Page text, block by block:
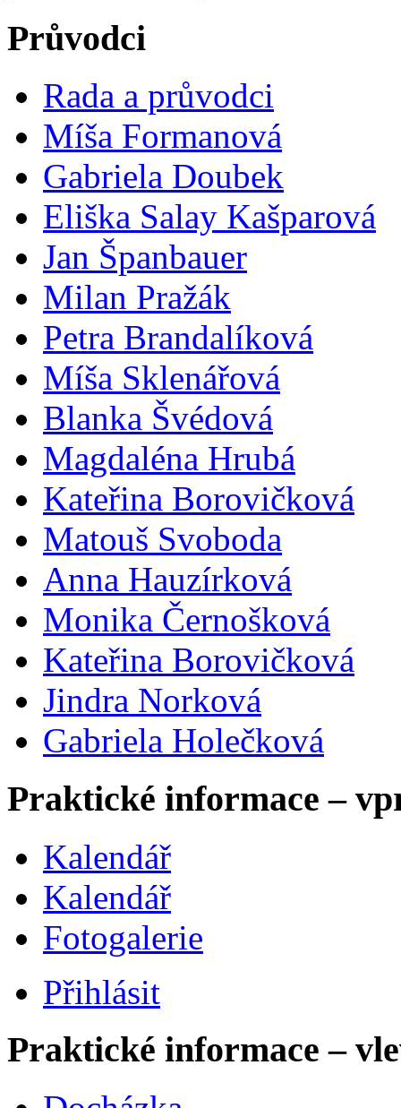
Průvodci
Rada a průvodci
Míša Formanová
Gabriela Doubek
Eliška Salay Kašparová
Jan Španbauer
Milan Pražák
Petra Brandalíková
Míša Sklenářová
Blanka Švédová
Magdaléna Hrubá
Kateřina Borovičková
Matouš Svoboda
Anna Hauzírková
Monika Černošková
Kateřina Borovičková
Jindra Norková
Gabriela Holečková
Praktické informace –
Kalendář
Kalendář
Fotogalerie
Přihlásit
Praktické informace –